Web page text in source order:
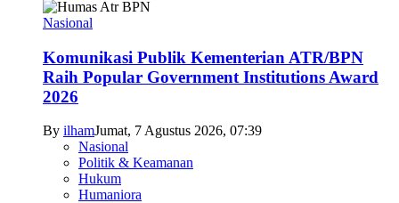
Nasional
Komunikasi Publik Kementerian ATR/BPN
Raih Popular Government Institutions Award
2026
By ilhamJumat, 7 Agustus 2026, 07:39
Nasional
Politik & Keamanan
Hukum
Humaniora